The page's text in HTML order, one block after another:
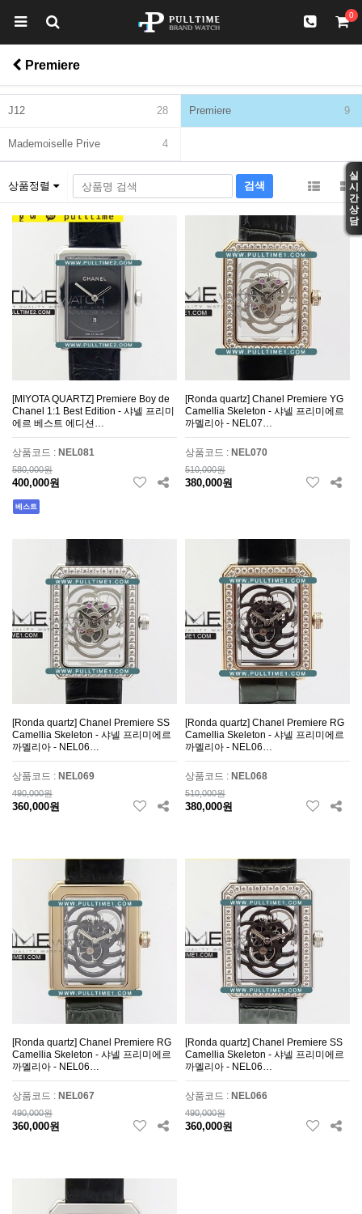
실
시
간
상
담
0
Premiere
J12 28 Premiere 9
Mademoiselle Prive 4
상품정렬
[MIYOTA QUARTZ] Premiere Boy de
Chanel 1:1 Best Edition - 샤넬 프리미
에르 베스트 에디션…
상품코드 : NEL081
580,000원
400,000원
베스트
[Ronda quartz] Chanel Premiere YG
Camellia Skeleton - 샤넬 프리미에르
까멜리아 - NEL07…
상품코드 : NEL070
510,000원
380,000원
[Ronda quartz] Chanel Premiere SS
Camellia Skeleton - 샤넬 프리미에르
까멜리아 - NEL06…
상품코드 : NEL069
490,000원
360,000원
[Ronda quartz] Chanel Premiere RG
Camellia Skeleton - 샤넬 프리미에르
까멜리아 - NEL06…
상품코드 : NEL068
510,000원
380,000원
[Ronda quartz] Chanel Premiere RG
Camellia Skeleton - 샤넬 프리미에르
까멜리아 - NEL06…
상품코드 : NEL067
490,000원
360,000원
[Ronda quartz] Chanel Premiere SS
Camellia Skeleton - 샤넬 프리미에르
까멜리아 - NEL06…
상품코드 : NEL066
490,000원
360,000원